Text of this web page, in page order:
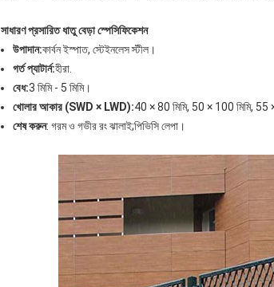
সাধারণ প্রসারিত ধাতু বেড়া স্পেসিফিকেশন
উপাদান:কার্বন ইস্পাত, স্টেইনলেস স্টীল।
গর্ত প্যাটার্ন:হীরা.
বেধ:3 মিমি - 5 মিমি।
খোলার আকার (SWD × LWD):40 × 80 মিমি, 50 × 100 মিমি, 55
শেষ করুন: গরম ও গভীর রং ঝালাই;পিভিসি লেপা।